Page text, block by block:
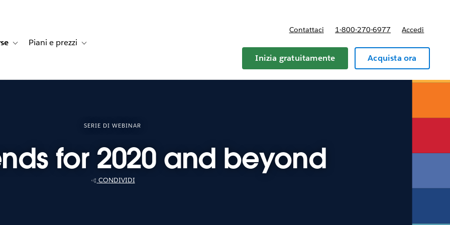
dei clientifor Soluzioni
Toggle sub-navigation for Risorse
Piani e prezzi Toggle sub-navigation for Piani e prezzi
Contattaci 1-800-270-6977 Accedi
Inizia gratuitamente Acquista ora
SERIE DI WEBINAR
for 2020 and beyond
CONDIVIDI